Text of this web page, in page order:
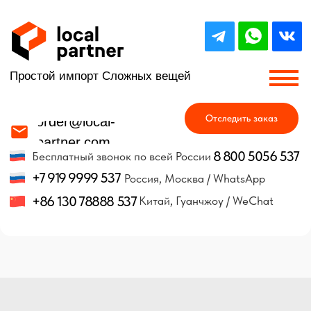
+86 130 78888 537
+7 919 9999 537
8 800 5056 537
Китай, Гуанчжоу / WeChat
Россия, Москва / WhatsApp
Простой импорт Сложных вещей
Отследить заказ